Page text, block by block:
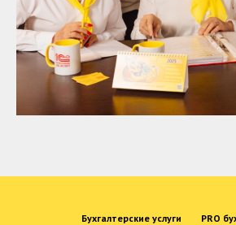
Бухгалтерские услуги PRO